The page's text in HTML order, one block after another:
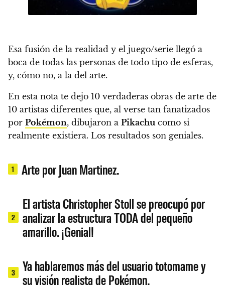
Esa fusión de la realidad y el juego/serie llegó a
boca de todas las personas de todo tipo de esferas,
y, cómo no, a la del arte.
En esta nota te dejo 10 verdaderas obras de arte de
10 artistas diferentes que, al verse tan fanatizados
por Pokémon, dibujaron a Pikachucomo si
realmente existiera. Los resultados son geniales.
1 Arte por Juan Martinez.
2
El artista Christopher Stoll se preocupó por
analizar la estructura TODA del pequeño
amarillo. ¡Genial!
3
Ya hablaremos más del usuario totomame y
su visión realista de Pokémon.